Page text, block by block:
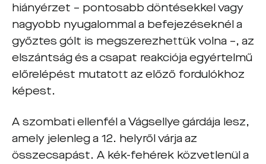
hiányérzet – pontosabb döntésekkel vagy
nagyobb nyugalommal a befejezéseknél a
győztes gólt is megszerezhettük volna –, az
elszántság és a csapat reakciója egyértelmű
előrelépést mutatott az előző fordulókhoz
képest.
A szombati ellenfél a Vágsellye gárdája lesz,
amely jelenleg a 12. helyről várja az
összecsapást. A kék-fehérek közvetlenül a